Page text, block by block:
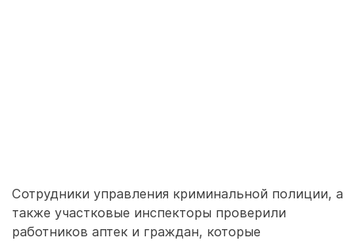
Сотрудники управления криминальной полиции, а
также участковые инспекторы проверили
работников аптек и граждан, которые